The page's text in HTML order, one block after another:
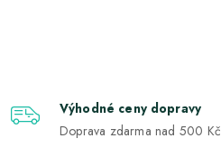
Výhodné ceny dopravy
Doprava zdarma nad 500 Kč